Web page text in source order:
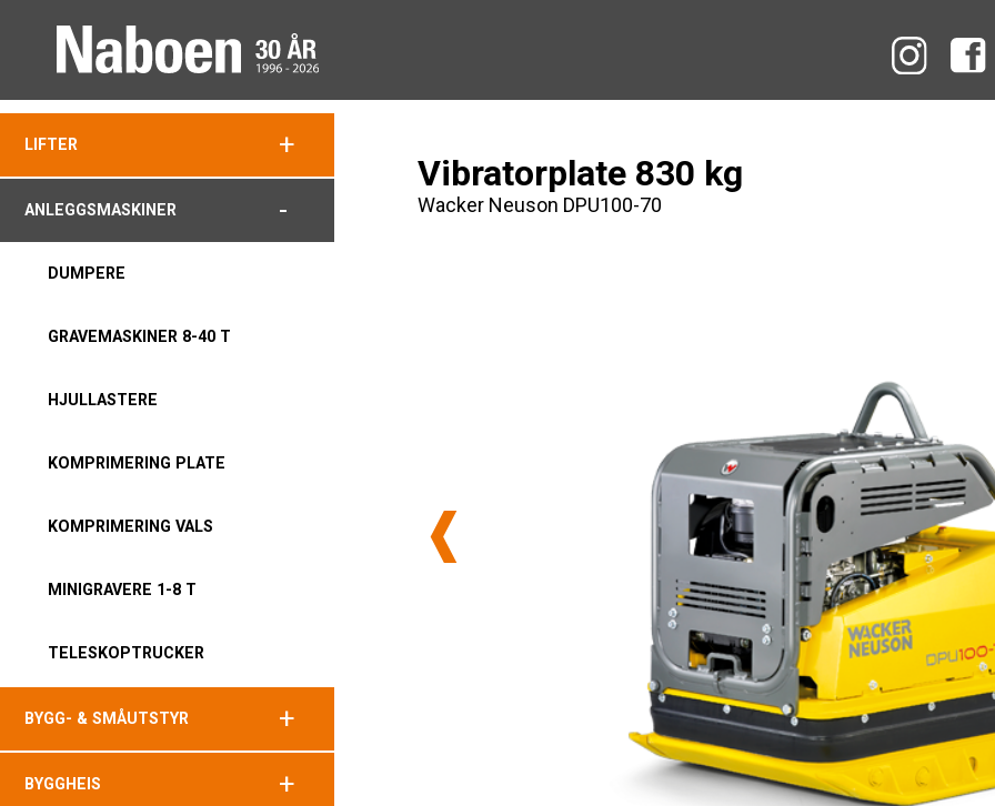
LIFTER +
ANLEGGSMASKINER -
DUMPERE
GRAVEMASKINER 8-40 T
HJULLASTERE
KOMPRIMERING PLATE
KOMPRIMERING VALS
MINIGRAVERE 1-8 T
TELESKOPTRUCKER
BYGG- & SMÅUTSTYR +
BYGGHEIS +
Vibratorplate 830 kg
Wacker Neuson DPU100-70